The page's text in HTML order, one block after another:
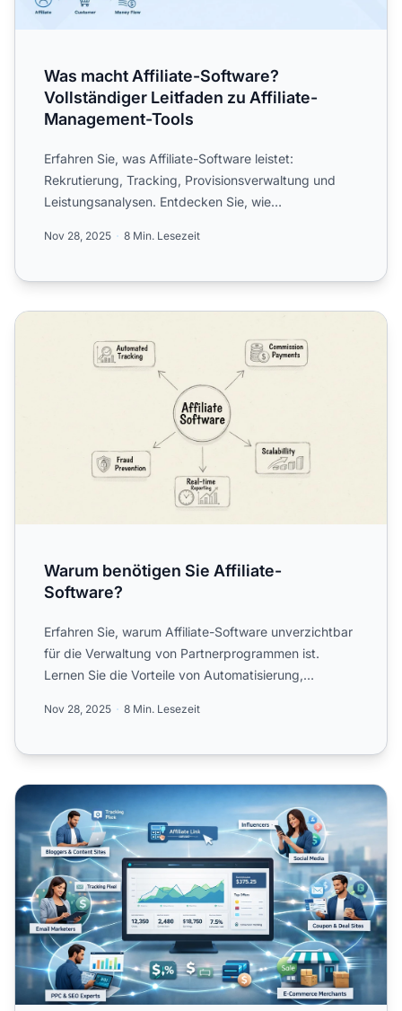
Was macht Affiliate-Software?
Vollständiger Leitfaden zu Affiliate-
Management-Tools
Erfahren Sie, was Affiliate-Software leistet:
Rekrutierung, Tracking, Provisionsverwaltung und
Leistungsanalysen. Entdecken Sie, wie
Nov 28, 2025 8 Min. Lesezeit
Warum benötigen Sie Affiliate-Software?
Warum benötigen Sie Affiliate-
Software?
Erfahren Sie, warum Affiliate-Software unverzichtbar
für die Verwaltung von Partnerprogrammen ist.
Lernen Sie die Vorteile von Automatisierung,
Nov 28, 2025 8 Min. Lesezeit
Beste Affiliate-Marketing-Management-Software